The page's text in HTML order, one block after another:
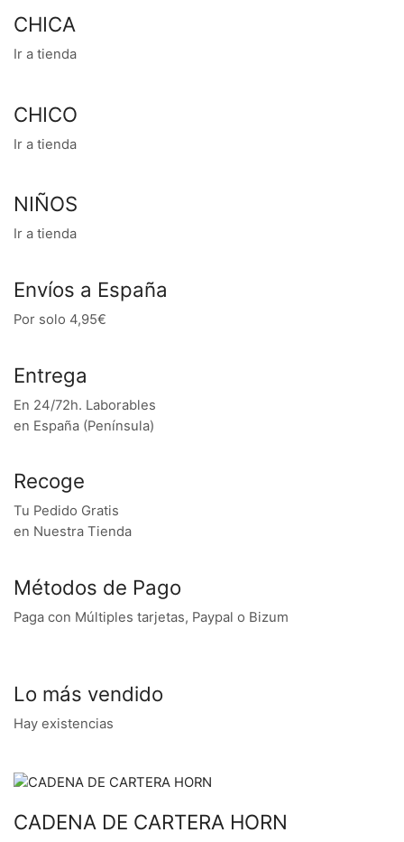
CHICA
Ir a tienda
CHICO
Ir a tienda
NIÑOS
Ir a tienda
Envíos a España
Por solo 4,95€
Entrega
En 24/72h. Laborables
en España (Península)
Recoge
Tu Pedido Gratis
en Nuestra Tienda
Métodos de Pago
Paga con Múltiples tarjetas, Paypal o Bizum
Lo más vendido
Hay existencias
CADENA DE CARTERA HORN